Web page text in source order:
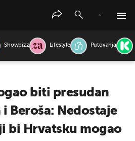
Showbizz Lifestyle Putovanja
biti presudan
Beroša: Nedostaje
bi Hrvatsku mogao